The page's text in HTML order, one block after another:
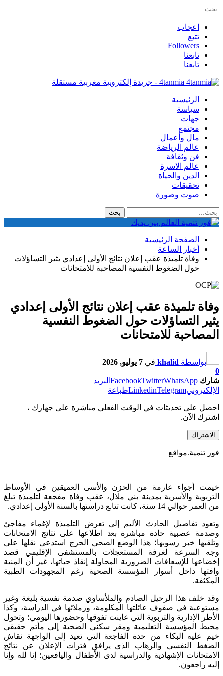
اعجاب
تتبع
Followers
تابعنا
تابعنا
4tanmia - جريدة إلكترونية مغربية مستقلة
الرئيسية
سياسة
جهات
مجتمع
مال وأعمال
عالم الرياضة
فن وثقافة
عالم الاسرة
الدين والحياة
تحقيقات
صوت وصورة
الصفحة الرئيسية
أخبار الساعة
وفاة تلميذة عقب إعلان نتائج الأولى إعدادي يثير التساؤلات
حول الضغوط النفسية المصاحبة للامتحانات
وفاة تلميذة عقب إعلان نتائج الأولى إعدادي
يثير التساؤلات حول الضغوط النفسية
المصاحبة للامتحانات
بواسطة khalid في 7 يوليو, 2026
0
شارك
FacebookTwitterWhatsApp
البريد
الإلكتروني
LinkedinTelegram طباعة
احصل على تحديثات في الوقت الفعلي مباشرة على جهازك ،
اشترك الآن.
الاشتراك
فور تنمية.مواقع
خيمت أجواء عارمة من الحزن والأسى العميقين في الأوساط
التربوية والأسرية بمدينة بني ملال، عقب وفاة مفجعة لتلميذة تبلغ
من العمر حوالي 14 سنة، كانت تتابع دراستها بالسنة الأولى إعدادي.
وتعود تفاصيل الحادث الأليم إلى تعرض التلميذة لإغماء مفاجئ
وصدمة عصبية حادة مباشرة بعد اطلاعها على نتائج الامتحانات
وتلقيها خبر رسوبها؛ هذا الوضع الصحي الحرج استدعى نقلها على
وجه السرعة لغرفة المستعجلات بالمستشفى الإقليمي قصد
إخضاعها للإسعافات الضرورية المحاولة إنقاذ حياتها، غير أن المنية
وافتها داخل أسوار المؤسسة الصحية رغم المجهودات الطبية
المكثفة.
وقد خلف هذا الرحيل الصادم والملأساوي صدمة نفسية بليغة وغير
مستوعبة في صفوف عائلتها المكلومة، وزملائها في الدراسة، وكذا
الأطر الإدارية والتربوية التي عاينت تفوقها وحضورها اليومي؛ وتحول
محيط المؤسسة التعليمية ومقر سكنى الضحية إلى مأتم حقيقي
خيم عليه البكاء من حدة الفاجعة التي تعيد إلى الواجهة نقاش
الضغط النفسي والرهاب الذي يرافق فترات الإعلان عن نتائج
الامتحانات الإشهادية والدراسية لدى الأطفال واليافعين؛ إنا لله وإنا
إليه راجعون.